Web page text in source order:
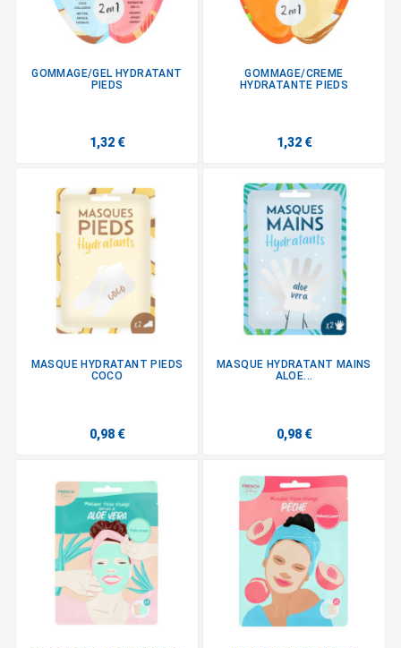
GOMMAGE/GEL HYDRATANT
PIEDS
1,32 €
GOMMAGE/CREME
HYDRATANTE PIEDS
1,32 €
MASQUE HYDRATANT PIEDS
COCO
0,98 €
MASQUE HYDRATANT MAINS
ALOE...
0,98 €